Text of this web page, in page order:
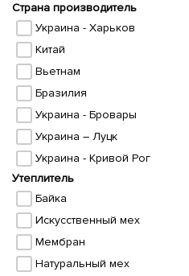
Страна производитель
Украина - Харьков
Китай
Вьетнам
Бразилия
Украина - Бровары
Украина – Луцк
Украина - Кривой Рог
Утеплитель
Байка
Искусственный мех
Мембран
Натуральный мех